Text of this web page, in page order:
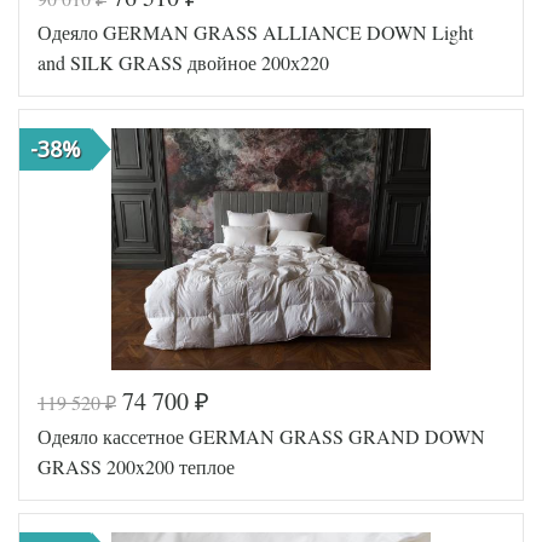
Код товара
Артикул
GG-12142
Ширина х
Длина
200х220 (евро)
Сезонность
Теплое
Наполнитель
Гусиный пух
Ткань
Батист
пуходержащий
Производитель
German Grass
(Австрия)
Код товара
574-819
Артикул
GG-321973202
Ширина х
Длина
Легкое,
Одеяло GERMAN GRASS ALLIANCE DOWN Light
and SILK GRASS двойное 200х220
-38%
119 520₽ 74 700 ₽
Одеяло кассетное GERMAN GRASS GRAND DOWN
GRASS 200x200 теплое